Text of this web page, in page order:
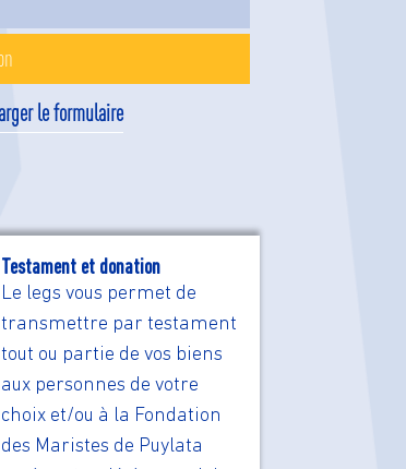
Testament et donation
Le legs vous permet de
transmettre par testament
tout ou partie de vos biens
aux personnes de votre
choix et/ou à la Fondation
des Maristes de Puylata